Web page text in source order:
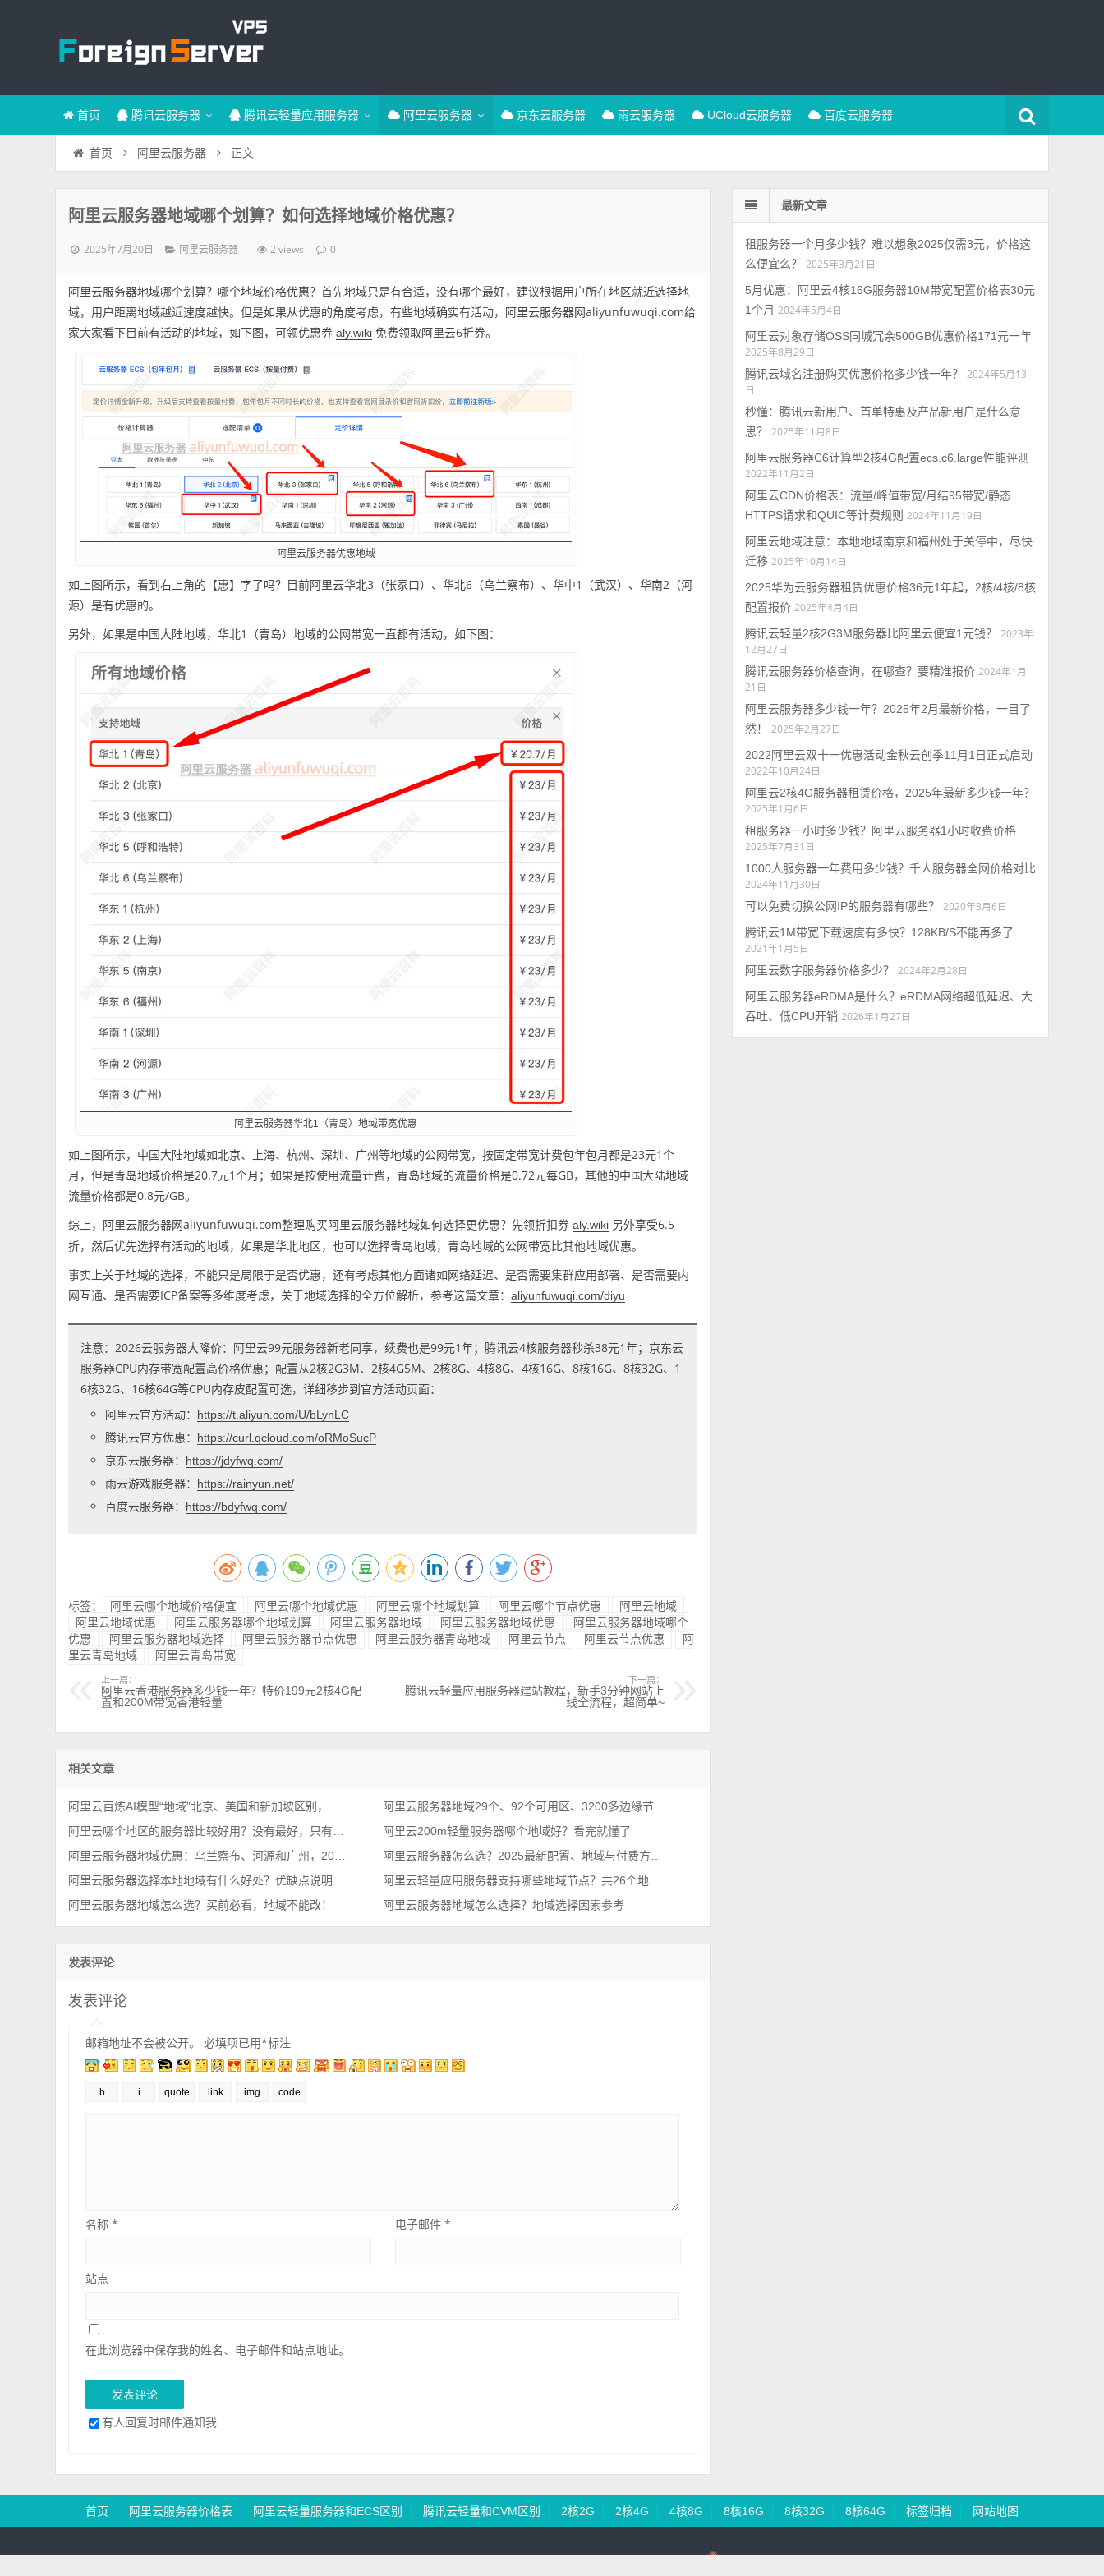
首页 腾讯云服务器 腾讯云轻量应用服务器 阿里云服务器 京东云服务器 雨云服务器 UCloud云服务器 百度云服务器
首页 阿里云服务器 正文
阿里云服务器地域哪个划算？如何选择地域价格优惠？
2025年7月20日 阿里云服务器 2 views 0
阿里云服务器地域哪个划算？哪个地域价格优惠？首先地域只是有合适，没有哪个最好，建议根据用户所在地区就近选择地
域，用户距离地域越近速度越快。但是如果从优惠的角度考虑，有些地域确实有活动，阿里云服务器网aliyunfuwuqi.com给
家大家看下目前有活动的地域，如下图，可领优惠券aly.wiki 免费领取阿里云6折券。
阿里云服务器优惠地域
如上图所示，看到右上角的【惠】字了吗？目前阿里云华北3（张家口）、华北6（乌兰察布）、华中1（武汉）、华南2（河
源）是有优惠的。
另外，如果是中国大陆地域，华北1（青岛）地域的公网带宽一直都有活动，如下图：
阿里云服务器华北1（青岛）地域带宽优惠
如上图所示，中国大陆地域如北京、上海、杭州、深圳、广州等地域的公网带宽，按固定带宽计费包年包月都是23元1个
月，但是青岛地域价格是20.7元1个月；如果是按使用流量计费，青岛地域的流量价格是0.72元每GB，其他的中国大陆地域
流量价格都是0.8元/GB。
综上，阿里云服务器网aliyunfuwuqi.com整理购买阿里云服务器地域如何选择更优惠？先领折扣券aly.wiki 另外享受6.5
折，然后优先选择有活动的地域，如果是华北地区，也可以选择青岛地域，青岛地域的公网带宽比其他地域优惠。
事实上关于地域的选择，不能只是局限于是否优惠，还有考虑其他方面诸如网络延迟、是否需要集群应用部署、是否需要内
网互通、是否需要ICP备案等多维度考虑，关于地域选择的全方位解析，参考这篇文章：aliyunfuwuqi.com/diyu
注意：2026云服务器大降价：阿里云99元服务器新老同享，续费也是99元1年；腾讯云4核服务器秒杀38元1年；京东云
服务器CPU内存带宽配置高价格优惠；配置从2核2G3M、2核4G5M、2核8G、4核8G、4核16G、8核16G、8核32G、1
6核32G、16核64G等CPU内存皮配置可选，详细移步到官方活动页面：
阿里云官方活动：
https://t.aliyun.com/U/bLynLC
腾讯云官方优惠： https://curl.qcloud.com/oRMoSucP
京东云服务器： https://jdyfwq.com/
雨云游戏服务器： https://rainyun.net/
百度云服务器： https://bdyfwq.com/
标签： 阿里云哪个地域价格便宜 阿里云哪个地域优惠 阿里云哪个地域划算 阿里云哪个节点优惠
阿里云地域
阿里云地域优惠
阿里云服务器哪个地域划算 阿里云服务器地域 阿里云服务器地域优惠
阿里云服务器地域哪个
优惠
阿里云服务器地域选择 阿里云服务器节点优惠 阿里云服务器青岛地域 阿里云节点 阿里云节点优惠
阿
里云青岛地域
阿里云青岛带宽
上一篇：
阿里云香港服务器多少钱一年？特价199元2核4G配
置和200M带宽香港轻量
下一篇：
腾讯云轻量应用服务器建站教程，新手3分钟网站上
线全流程，超简单~
相关文章
阿里云百炼AI模型“地域”北京、美国和新加坡区别，如何选择？
阿里云服务器地域29个、92个可用区、3200多边缘节点及180Tbps全网输出带宽
阿里云哪个地区的服务器比较好用？没有最好，只有更合适
阿里云200m轻量服务器哪个地域好？看完就懂了
阿里云服务器地域优惠：乌兰察布、河源和广州，2025年最新
阿里云服务器怎么选？2025最新配置、地域与付费方式全解析
阿里云服务器选择本地地域有什么好处？优缺点说明
阿里云轻量应用服务器支持哪些地域节点？共26个地区可选择
阿里云服务器地域怎么选？买前必看，地域不能改！
阿里云服务器地域怎么选择？地域选择因素参考
发表评论
发表评论
邮箱地址不会被公开。 必填项已用*标注
名称* 电子邮件 *
站点
在此浏览器中保存我的姓名、电子邮件和站点地址。
有人回复时邮件通知我
最新文章
租服务器一个月多少钱？难以想象2025仅需3元，价格这
么便宜么？
2025年3月21日
5月优惠：阿里云4核16G服务器10M带宽配置价格表30元
1个月 2024年5月4日
阿里云对象存储OSS同城冗余500GB优惠价格171元一年
2025年8月29日
腾讯云域名注册购买优惠价格多少钱一年？
2024年5月13
日
秒懂：腾讯云新用户、首单特惠及产品新用户是什么意
思？
2025年11月8日
阿里云服务器C6计算型2核4G配置ecs.c6.large性能评测
2022年11月2日
阿里云CDN价格表：流量/峰值带宽/月结95带宽/静态
HTTPS请求和QUIC等计费规则 2024年11月19日
阿里云地域注意：本地地域南京和福州处于关停中，尽快
迁移 2025年10月14日
2025华为云服务器租赁优惠价格36元1年起，2核/4核/8核
配置报价 2025年4月4日
腾讯云轻量2核2G3M服务器比阿里云便宜1元钱？
2023年
12月27日
腾讯云服务器价格查询，在哪查？要精准报价 2024年1月
21日
阿里云服务器多少钱一年？2025年2月最新价格，一目了
然！
2025年2月27日
2022阿里云双十一优惠活动金秋云创季11月1日正式启动
2022年10月24日
阿里云2核4G服务器租赁价格，2025年最新多少钱一年？
2025年1月6日
租服务器一小时多少钱？阿里云服务器1小时收费价格
2025年7月31日
1000人服务器一年费用多少钱？千人服务器全网价格对比
2024年11月30日
可以免费切换公网IP的服务器有哪些？
2020年3月6日
腾讯云1M带宽下载速度有多快？128KB/S不能再多了
2021年1月5日
阿里云数字服务器价格多少？
2024年2月28日
阿里云服务器eRDMA是什么？eRDMA网络超低延迟、大
吞吐、低CPU开销 2026年1月27日
首页 阿里云服务器价格表 阿里云轻量服务器和ECS区别 腾讯云轻量和CVM区别 2核2G 2核4G 4核8G 8核16G 8核32G 8核64G 标签归档 网站地图